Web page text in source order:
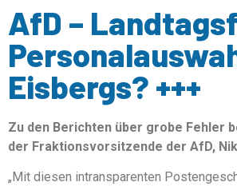
AfD –
Eisbergs? +++
Zu den Berichten über grobe Fehler
der Fraktionsvorsitzende der AfD,
„Mit diesen intransparenten